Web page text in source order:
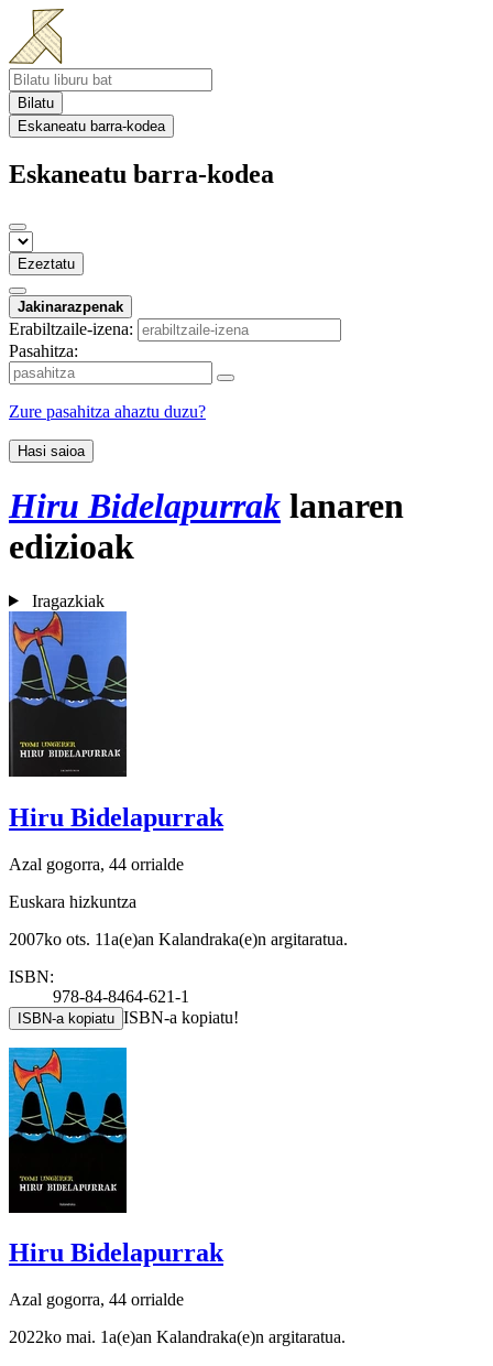
Bilatu
Eskaneatu barra-kodea
Eskaneatu barra-kodea
Ezeztatu
Jakinarazpenak
Erabiltzaile-izena:
Pasahitza:
Zure pasahitza ahaztu duzu?
Hasi saioa
Hiru Bidelapurrak lanaren
edizioak
Iragazkiak
Hiru Bidelapurrak
Azal gogorra, 44 orrialde
Euskara hizkuntza
2007ko ots. 11a(e)an Kalandraka(e)n argitaratua.
ISBN:
978-84-8464-621-1
ISBN-a kopiatu ISBN-a kopiatu!
Hiru Bidelapurrak
Azal gogorra, 44 orrialde
2022ko mai. 1a(e)an Kalandraka(e)n argitaratua.